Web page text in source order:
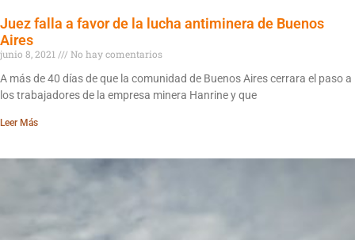
Juez falla a favor de la lucha antiminera de Buenos
Aires
junio 8, 2021
No hay comentarios
A más de 40 días de que la comunidad de Buenos Aires cerrara el paso a
los trabajadores de la empresa minera Hanrine y que
Leer Más